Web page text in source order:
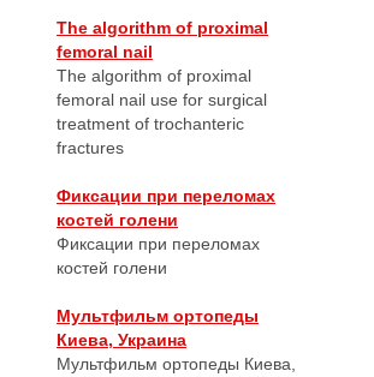
The algorithm of proximal
femoral nail
The algorithm of proximal
femoral nail use for surgical
treatment of trochanteric
fractures
Фиксации при переломах
костей голени
Фиксации при переломах
костей голени
Мультфильм ортопеды
Киева, Украина
Мультфильм ортопеды Киева,